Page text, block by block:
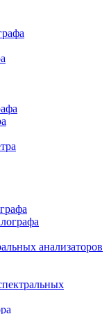
анализаторов